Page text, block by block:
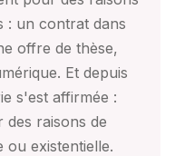
: un contrat dans
offre de thèse,
Et depuis
s'est affirmée :
des raisons de
ou existentielle.